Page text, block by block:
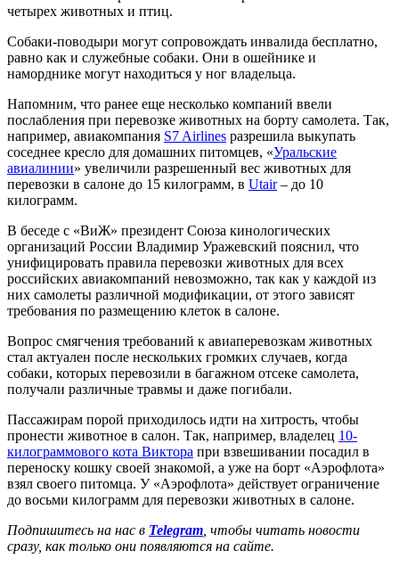
четырех животных и птиц.
Собаки-поводыри могут сопровождать инвалида бесплатно,
равно как и служебные собаки. Они в ошейнике и
наморднике могут находиться у ног владельца.
Напомним, что ранее еще несколько компаний ввели
послабления при перевозке животных на борту самолета. Так,
например, авиакомпания S7 Airlines разрешила выкупать
соседнее кресло для домашних питомцев, «Уральские
авиалинии» увеличили разрешенный вес животных для
перевозки в салоне до 15 килограмм, в Utair– до 10
килограмм.
В беседе с «ВиЖ» президент Союза кинологических
организаций России Владимир Уражевский пояснил, что
унифицировать правила перевозки животных для всех
российских авиакомпаний невозможно, так как у каждой из
них самолеты различной модификации, от этого зависят
требования по размещению клеток в салоне.
Вопрос смягчения требований к авиаперевозкам животных
стал актуален после нескольких громких случаев, когда
собаки, которых перевозили в багажном отсеке самолета,
получали различные травмы и даже погибали.
Пассажирам порой приходилось идти на хитрость, чтобы
пронести животное в салон. Так, например, владелец 10-
килограммового кота Виктора при взвешивании посадил в
переноску кошку своей знакомой, а уже на борт «Аэрофлота»
взял своего питомца. У «Аэрофлота» действует ограничение
до восьми килограмм для перевозки животных в салоне.
Подпишитесь на нас в Telegram , чтобы читать новости
сразу, как только они появляются на сайте.